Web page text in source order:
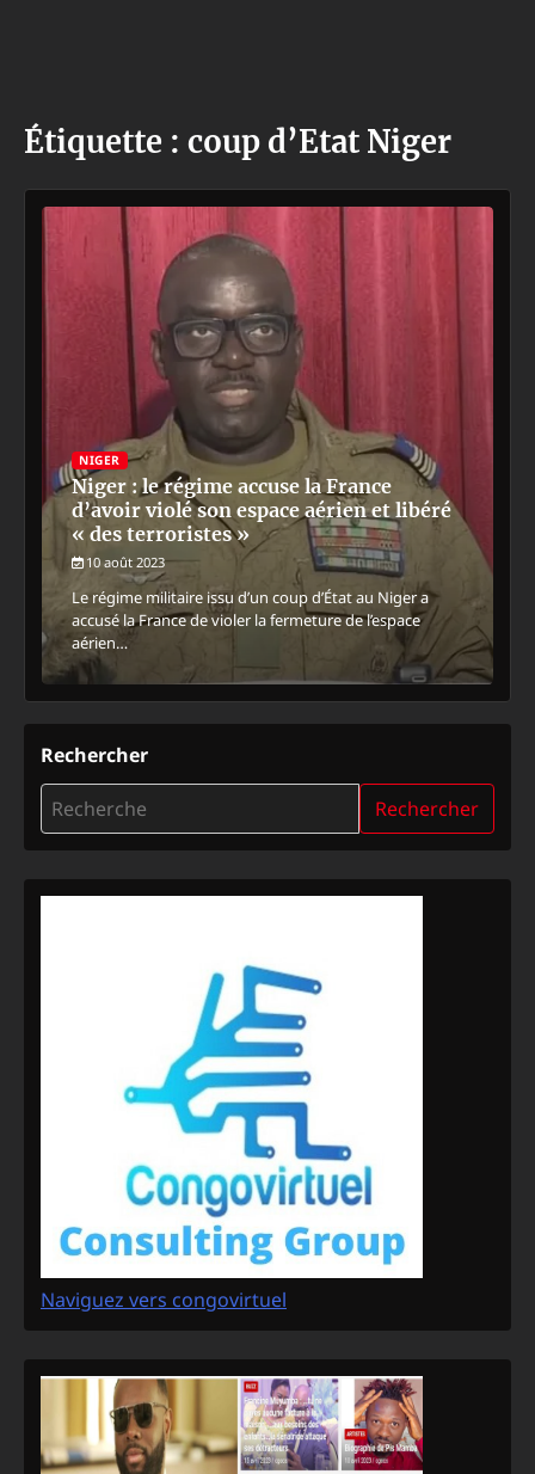
Étiquette : coup d’Etat Niger
NIGER
Niger : le régime accuse la France
d’avoir violé son espace aérien et libéré
« des terroristes »
10 août 2023
Le régime militaire issu d’un coup d’État au Niger a
accusé la France de violer la fermeture de l’espace
aérien…
Rechercher
Rechercher
Naviguez vers congovirtuel